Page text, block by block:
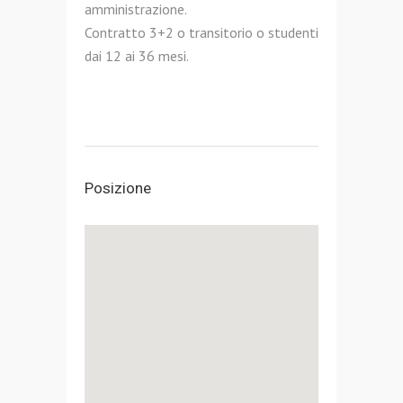
amministrazione.
Contratto 3+2 o transitorio o studenti
dai 12 ai 36 mesi.
Posizione